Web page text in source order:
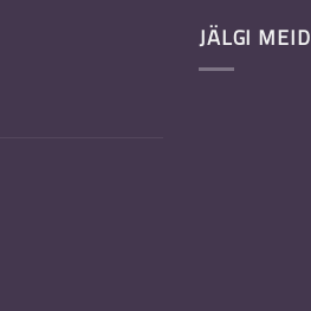
JÄLGI MEID